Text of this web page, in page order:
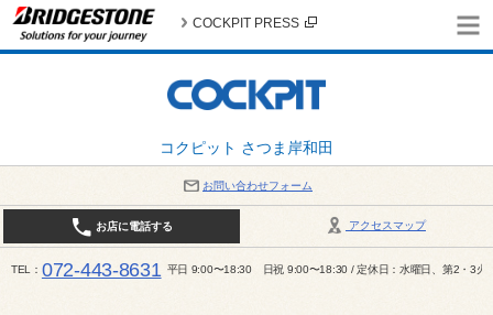
コクピット さつま岸和田
COCKPIT PRESS
お問い合わせフォーム
アクセスマップ
お店に電話する
TEL 072-443-8631 平日 9:00〜18:30 日祝 9:00〜18:30 / 定休日：水曜日、第2・3火